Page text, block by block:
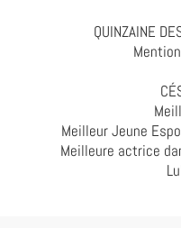
QUINZAINE
Meilleur Jeune
Meilleure actrice